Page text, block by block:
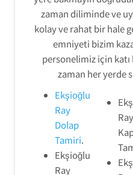
zaman diliminde ve
kolay ve rahat bir hale
emniyeti bizim
personelimiz için
zaman her yerde
Ekşioğlu
Ray
Dolap
Tamiri.
Ekşioğlu
Ray